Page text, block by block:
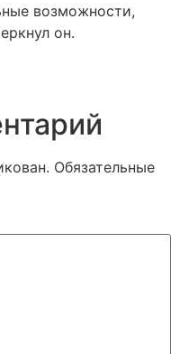
возможности,
он.
Обязательные